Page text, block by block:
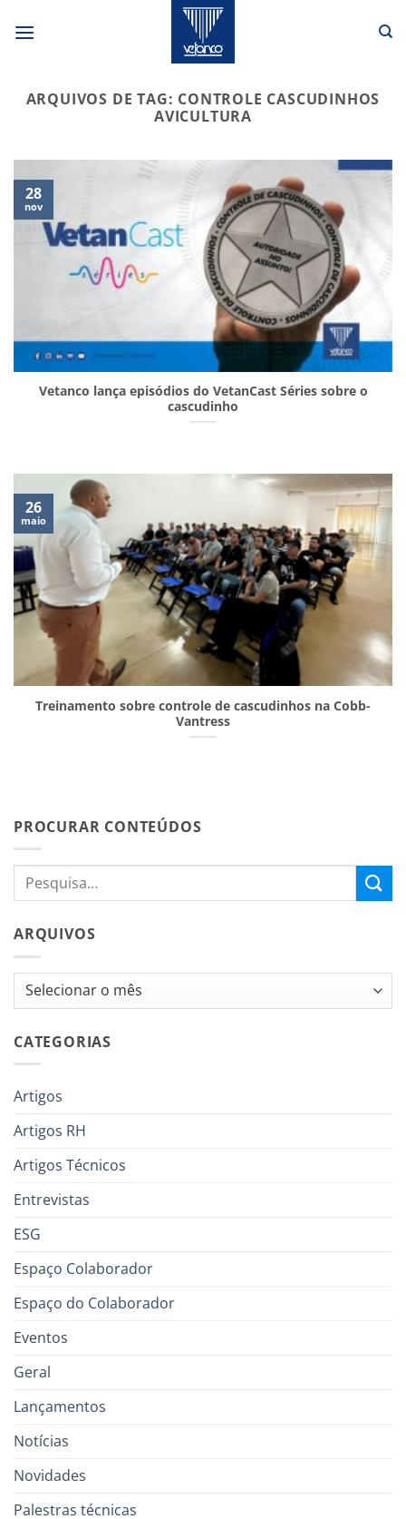
ARQUIVOS DE TAG: CONTROLE CASCUDINHOS
AVICULTURA
Vetanco lança episódios do VetanCast Séries sobre o
cascudinho
28
nov
Treinamento sobre controle de cascudinhos na Cobb-
Vantress
26
maio
PROCURAR CONTEÚDOS
ARQUIVOS
Arquivos
CATEGORIAS
Artigos
Artigos RH
Artigos Técnicos
Entrevistas
ESG
Espaço Colaborador
Espaço do Colaborador
Eventos
Geral
Lançamentos
Notícias
Novidades
Palestras técnicas